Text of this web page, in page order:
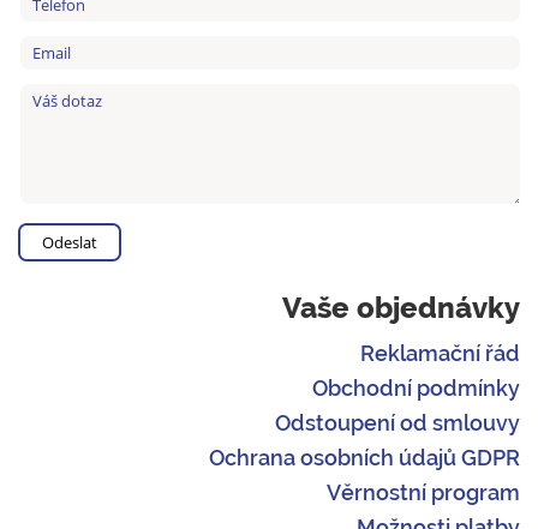
Vaše objednávky
Reklamační řád
Obchodní podmínky
Odstoupení od smlouvy
Ochrana osobních údajů GDPR
Věrnostní program